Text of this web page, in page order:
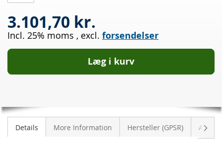
TDI
(4F2,C6)
3.101,70 kr.
Incl. 25% moms , excl. forsendelser
Læg i kurv
Details More Information Hersteller (GPSR)